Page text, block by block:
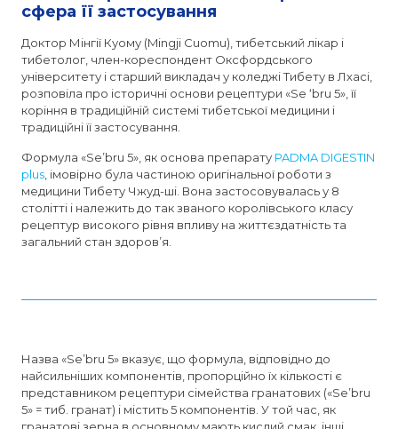
сфера її застосування
Доктор Мінгії Куому (Mingji Cuomu), тибетський лікар і
тибетолог, член-кореспондент Оксфордського
університету і старший викладач у коледжі Тибету в Лхасі,
розповіла про історичні основи рецептури «Se ‘bru 5», її
коріння в традиційній системі тибетської медицини і
традиційні її застосування.
Формула «Se’bru 5», як основа препарату PADMA DIGESTIN
plus , імовірно була частиною оригінальної роботи з
медицини Тибету Чжуд-ші. Вона застосовувалась у 8
столітті і належить до так званого королівського класу
рецептур високого рівня впливу на життєздатність та
загальний стан здоров’я.
Назва «Se’bru 5» вказує, що формула, відповідно до
найсильніших компонентів, пропорційно їх кількості є
представником рецептури сімейства гранатових («Se’bru
5» = тиб. гранат) і містить 5 компонентів. У той час, як